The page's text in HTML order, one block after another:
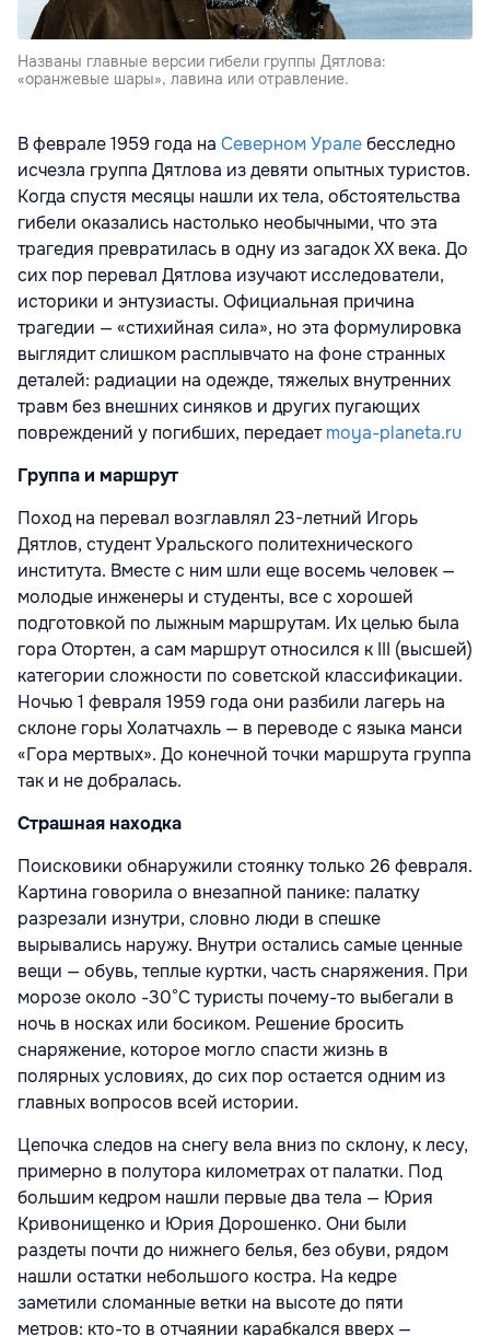
Названы главные версии гибели группы Дятлова:
«оранжевые шары», лавина или отравление.
В феврале 1959 года на Северном Уралебесследно
исчезла группа Дятлова из девяти опытных туристов.
Когда спустя месяцы нашли их тела, обстоятельства
гибели оказались настолько необычными, что эта
трагедия превратилась в одну из загадок XX века. До
сих пор перевал Дятлова изучают исследователи,
историки и энтузиасты. Официальная причина
трагедии — «стихийная сила», но эта формулировка
выглядит слишком расплывчато на фоне странных
деталей: радиации на одежде, тяжелых внутренних
травм без внешних синяков и других пугающих
повреждений у погибших, передаетmoya-planeta.ru
Группа и маршрут
Поход на перевал возглавлял 23-летний Игорь
Дятлов, студент Уральского политехнического
института. Вместе с ним шли еще восемь человек —
молодые инженеры и студенты, все с хорошей
подготовкой по лыжным маршрутам. Их целью была
гора Отортен, а сам маршрут относился к III (высшей)
категории сложности по советской классификации.
Ночью 1 февраля 1959 года они разбили лагерь на
склоне горы Холатчахль — в переводе с языка манси
«Гора мертвых». До конечной точки маршрута группа
так и не добралась.
Страшная находка
Поисковики обнаружили стоянку только 26 февраля.
Картина говорила о внезапной панике: палатку
разрезали изнутри, словно люди в спешке
вырывались наружу. Внутри остались самые ценные
вещи — обувь, теплые куртки, часть снаряжения. При
морозе около -30°C туристы почему-то выбегали в
ночь в носках или босиком. Решение бросить
снаряжение, которое могло спасти жизнь в
полярных условиях, до сих пор остается одним из
главных вопросов всей истории.
Цепочка следов на снегу вела вниз по склону, к лесу,
примерно в полутора километрах от палатки. Под
большим кедром нашли первые два тела — Юрия
Кривонищенко и Юрия Дорошенко. Они были
раздеты почти до нижнего белья, без обуви, рядом
нашли остатки небольшого костра. На кедре
заметили сломанные ветки на высоте до пяти
метров: кто-то в отчаянии карабкался вверх —